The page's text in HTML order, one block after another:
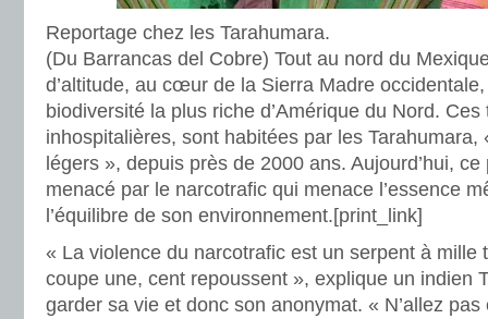
Reportage chez les Tarahumara.
(Du Barrancas del Cobre) Tout au nord du
d’altitude, au cœur de la Sierra Madre
biodiversité la plus riche d’Amérique du Nord.
inhospitalières, sont habitées par les Tarahumara,
légers », depuis près de 2000 ans. Aujourd’hui,
menacé par le narcotrafic qui menace l’essence
l’équilibre de son environnement.[print_link]
« La violence du narcotrafic est un serpent à mille
coupe une, cent repoussent », explique un indien
garder sa vie et donc son anonymat. « N’allez